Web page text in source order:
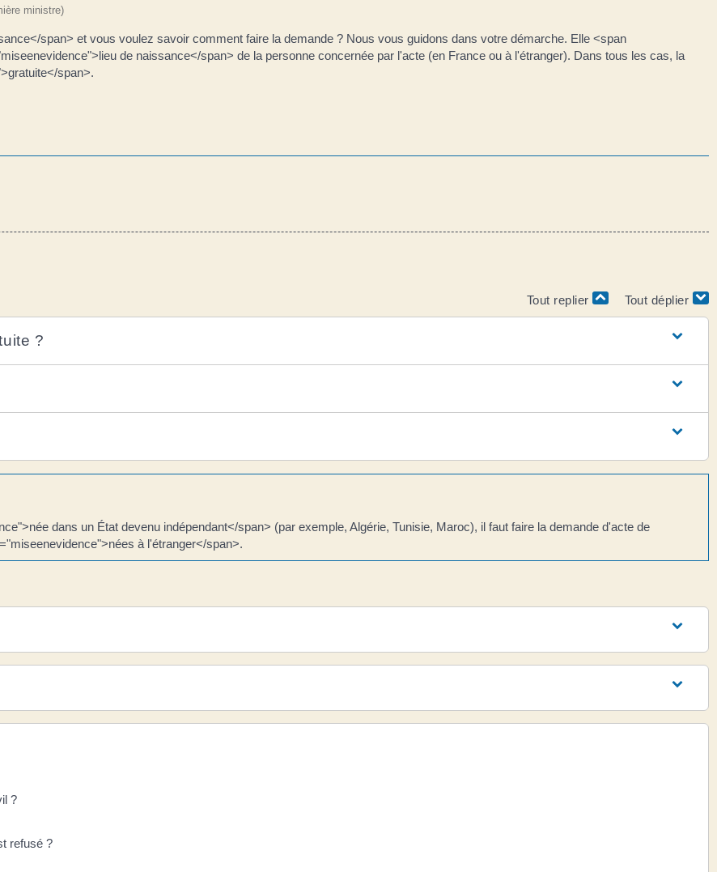
ministre)
span> et vous voulez savoir comment faire la demande ? Nous vous guidons dans votre démarche. Elle <span
de naissance</span> de la personne concernée par l'acte (en France ou à l'étranger). Dans tous les cas, la
span>.
Tout replier Tout déplier
?
dans un État devenu indépendant</span> (par exemple, Algérie, Tunisie, Maroc), il faut faire la demande d'acte de
à l'étranger</span>.
?
refusé ?